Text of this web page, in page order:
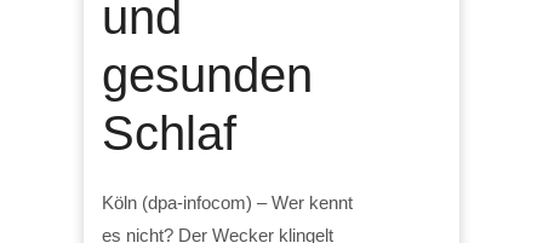
und
gesunden
Schlaf
Köln (dpa-infocom) – Wer kennt
es nicht? Der Wecker klingelt